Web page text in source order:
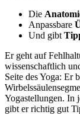
Die
Anpassbare
Und gibt
Er geht auf
wissenschaftlich
Seite des Yoga: Er
Yogastellungen. In
gibt er richtig gut